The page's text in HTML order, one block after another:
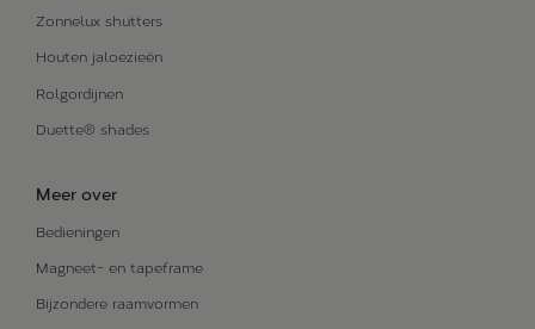
Zonnelux shutters
Houten jaloezieën
Rolgordijnen
Duette® shades
Meer over
Bedieningen
Magneet- en tapeframe
Bijzondere raamvormen